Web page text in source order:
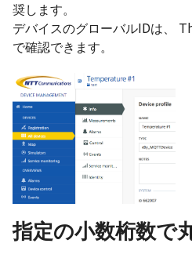
奨します。
デバイスのグローバルIDは、
で確認できます。
指定の小数桁数で